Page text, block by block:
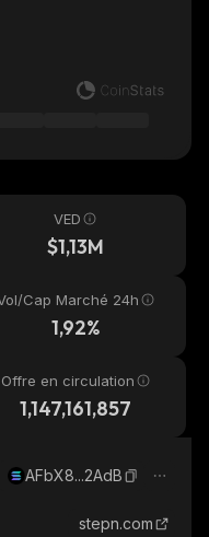
VED
$1,13M
Cap Marché 24h
1,92%
Offre en circulation
1,147,161,857
AFbX8...2AdB
stepn.com